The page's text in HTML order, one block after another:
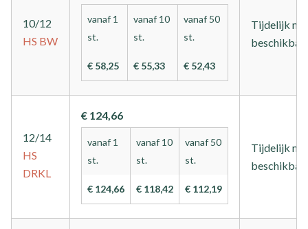
10/12
HS BW
vanaf 1
st.
€ 58,25
vanaf 10
st.
€ 55,33
vanaf 50
st.
€ 52,43
Tijdelijk
12/14
HS
DRKL
€ 124,66
vanaf 1
st.
€ 124,66
vanaf 10
st.
€ 118,42
vanaf 50
st.
€ 112,19
Tijdelijk